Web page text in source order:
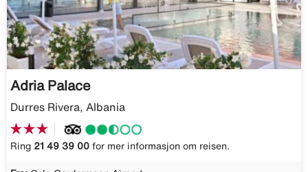
Adria Palace
Durres Rivera, Albania
Ring 21 49 39 00 for mer informasjon om reisen.